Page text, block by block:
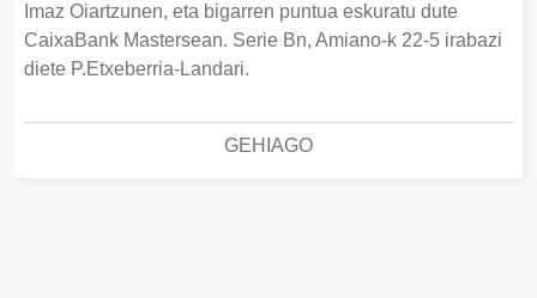
Imaz Oiartzunen, eta bigarren puntua eskuratu dute
CaixaBank Mastersean. Serie Bn, Amiano-k 22-5 irabazi
diete P.Etxeberria-Landari.
GEHIAGO